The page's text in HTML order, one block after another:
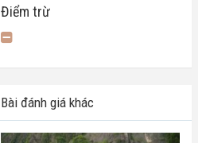
Điểm trừ
Bài đánh giá khác